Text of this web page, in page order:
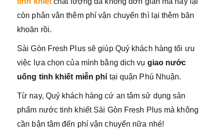
còn phân vân thêm phí vận chuyển thì lại thêm băn
khoăn rồi.
Sài Gòn Fresh Plus sẽ giúp Quý khách hàng tối ưu
việc lựa chọn của mình bằng dịch vụ giao nước
uống tinh khiết miễn phí tại quận Phú Nhuận.
Từ nay, Quý khách hàng cứ an tâm sử dụng sản
phẩm nước tinh khiết Sài Gòn Fresh Plus mà không
cần bận tâm đến phí vận chuyển nữa nhé!